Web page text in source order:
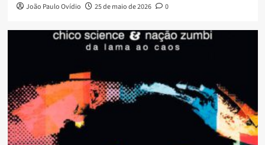
João Paulo Ovídio 25 de maio de 2026 0